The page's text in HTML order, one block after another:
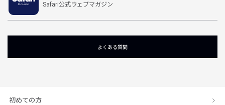
Safari公式ウェブマガジン
よくある質問
初めての方